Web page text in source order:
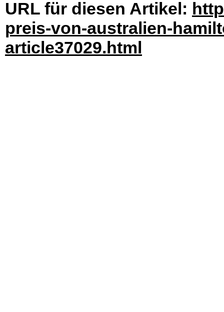
URL für diesen Artikel:
preis-von-australien-
article37029.html